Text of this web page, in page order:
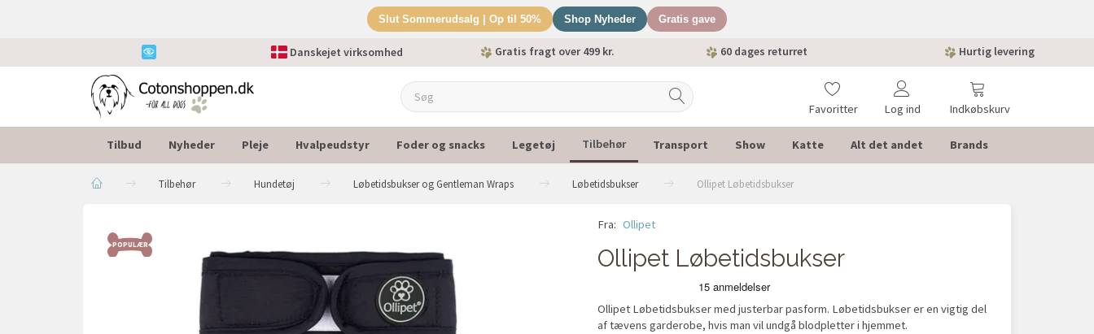
Slut Sommerudsalg | Op til 50% Shop Nyheder Gratis gave
Danskejet virksomhed Gratis fragt over 499 kr. 60 dages returret Hurtig levering
Indkøbskurv
Favoritter Log ind
Tilbud Nyheder Pleje Hvalpeudstyr Foder og snacks Legetøj Tilbehør Transport Show Katte Alt det andet Brands
Tilbehør Hundetøj Løbetidsbukser og Gentleman Wraps Løbetidsbukser Ollipet Løbetidsbukser
POPULÆR
Fra: Ollipet
Ollipet Løbetidsbukser
Ollipet Løbetidsbukser med justerbar pasform. Løbetidsbukser er en vigtig del
af tævens garderobe, hvis man vil undgå blodpletter i hjemmet.